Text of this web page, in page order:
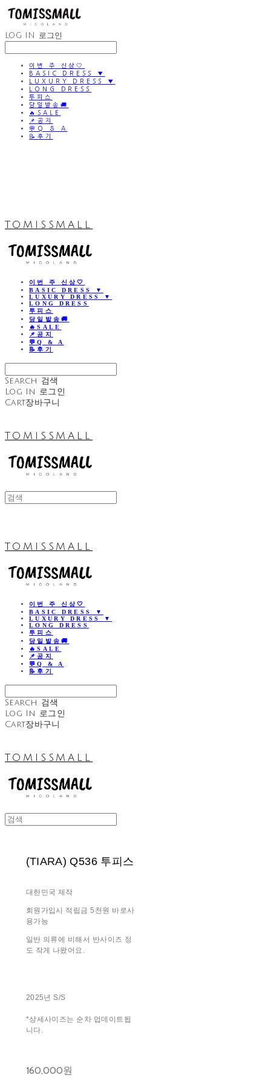
LOG IN 로그인
이번 주 신상🤍
BASIC DRESS ▼
LUXURY DRESS ▼
LONG DRESS
투피스
당일발송🚚
🔥SALE
📌공지
💬Q & A
📝후기
TOMISSMALL
이번 주 신상🤍
BASIC DRESS ▼
LUXURY DRESS ▼
LONG DRESS
투피스
당일발송🚚
🔥SALE
📌공지
💬Q & A
📝후기
Search 검색
Log In 로그인
Cart장바구니
TOMISSMALL
TOMISSMALL
이번 주 신상🤍
BASIC DRESS ▼
LUXURY DRESS ▼
LONG DRESS
투피스
당일발송🚚
🔥SALE
📌공지
💬Q & A
📝후기
Search 검색
Log In 로그인
Cart장바구니
TOMISSMALL
(TIARA) Q536 투피스
대한민국 제작
회원가입시 적립금 5천원 바로사
용가능
일반 의류에 비해서 반사이즈 정
도 작게 나왔어요.
2025년 S/S
*상세사이즈는 순차 업데이트됩
니다.
160,000원